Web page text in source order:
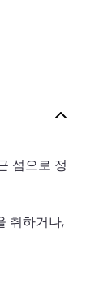
섬으로 정
취하거나,